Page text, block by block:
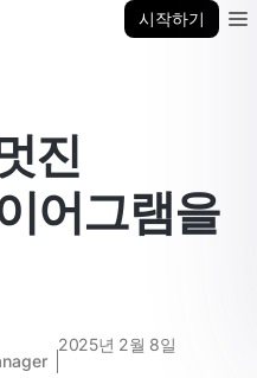
시작하기
진
어그램을
2025년 2월 8일